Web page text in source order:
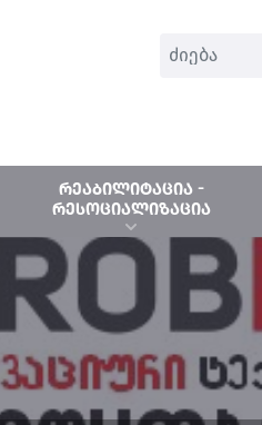
რეაბილიტაცია -
რესოციალიზაცია